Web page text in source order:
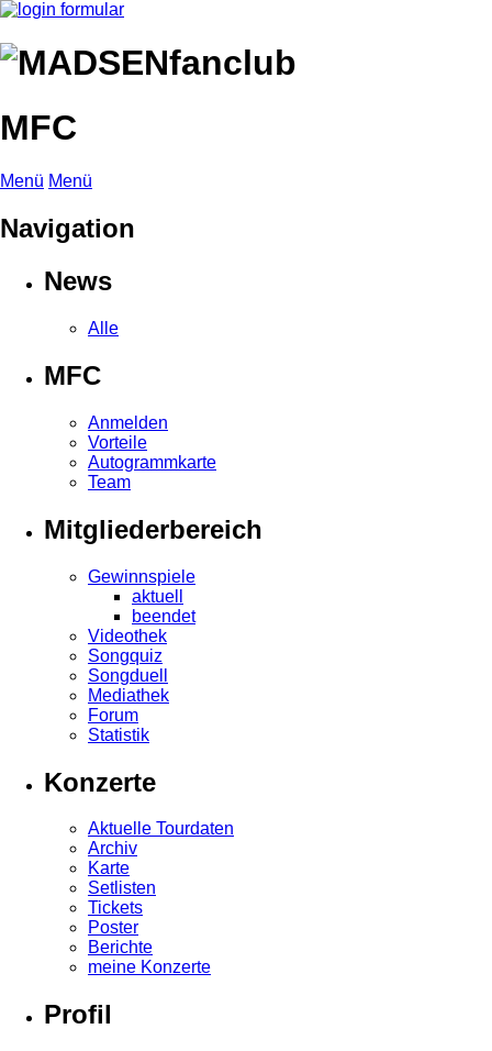
MFC
Menü Menü
Navigation
News
Alle
MFC
Anmelden
Vorteile
Autogrammkarte
Team
Mitgliederbereich
Gewinnspiele
aktuell
beendet
Videothek
Songquiz
Songduell
Mediathek
Forum
Statistik
Konzerte
Aktuelle Tourdaten
Archiv
Karte
Setlisten
Tickets
Poster
Berichte
meine Konzerte
Profil